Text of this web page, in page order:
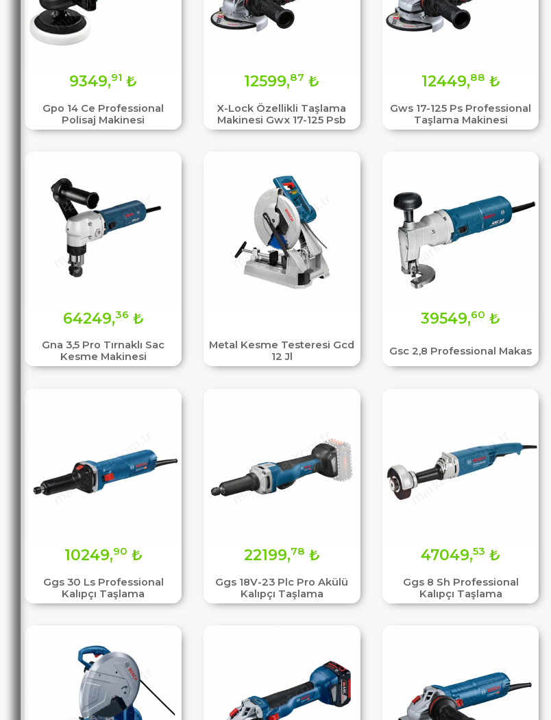
Gpo 14 Ce Professional
Polisaj Makinesi
9349,91 ₺
X-Lock Özellikli Taşlama
Makinesi Gwx 17-125 Psb
12599,87 ₺
Gws 17-125 Ps Professional
Taşlama Makinesi
12449,88 ₺
Gna 3,5 Pro Tırnaklı Sac
Kesme Makinesi
64249,36 ₺
Metal Kesme Testeresi Gcd
12 Jl
Gsc 2,8 Professional Makas
39549,60 ₺
Ggs 30 Ls Professional
Kalıpçı Taşlama
10249,90 ₺
Ggs 18V-23 Plc Pro Akülü
Kalıpçı Taşlama
22199,78 ₺
Ggs 8 Sh Professional
Kalıpçı Taşlama
47049,53 ₺